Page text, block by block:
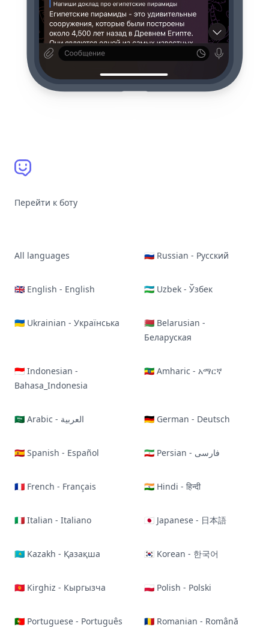
Перейти к боту
All languages 🇷🇺 Russian - Русский
🇬🇧 English - English 🇺🇿 Uzbek - Ўзбек
🇺🇦 Ukrainian - Українська
🇧🇾 Belarusian -
Беларуская
🇮🇩 Indonesian -
Bahasa_Indonesia
🇪🇹 Amharic - አማርኛ
🇸🇦 Arabic - العربية 🇩🇪 German - Deutsch
🇪🇸 Spanish - Español 🇮🇷 Persian - فارسی
🇫🇷 French - Français 🇮🇳 Hindi - हिन्दी
🇮🇹 Italian - Italiano 🇯🇵 Japanese - 日本語
🇰🇿 Kazakh - Қазақша 🇰🇷 Korean - 한국어
🇰🇬 Kirghiz - Кыргызча 🇵🇱 Polish - Polski
🇵🇹 Portuguese - Português 🇷🇴 Romanian - Română